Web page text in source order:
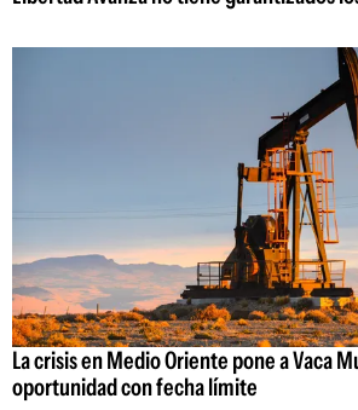
La crisis en Medio Oriente pone a Vaca
oportunidad con fecha límite